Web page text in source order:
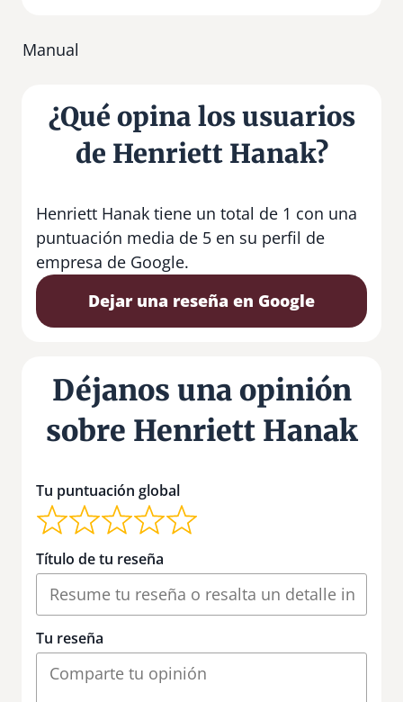
Manual
¿Qué opina los usuarios
de Henriett Hanak?
Henriett Hanak tiene un total de 1 con una
puntuación media de 5 en su perfil de
empresa de Google.
Dejar una reseña en Google
Déjanos una opinión
sobre Henriett Hanak
Tu puntuación global
Título de tu reseña
Tu reseña